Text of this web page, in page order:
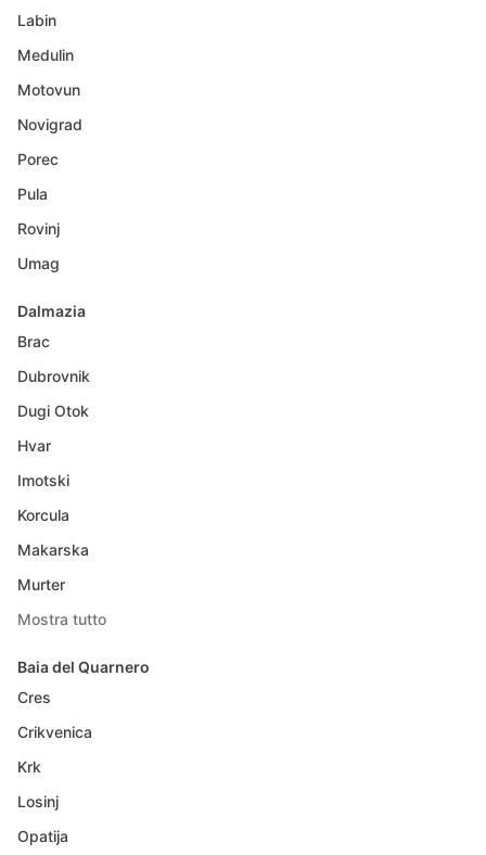
Labin
Medulin
Motovun
Novigrad
Porec
Pula
Rovinj
Umag
Dalmazia
Brac
Dubrovnik
Dugi Otok
Hvar
Imotski
Korcula
Makarska
Murter
Mostra tutto
Baia del Quarnero
Cres
Crikvenica
Krk
Losinj
Opatija